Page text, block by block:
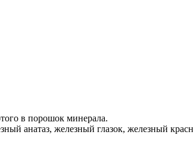
в порошок минерала.
анатаз, железный глазок, железный